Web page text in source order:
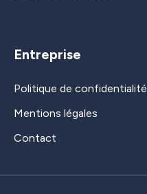
Entreprise
Politique de confidentialité
Mentions légales
Contact